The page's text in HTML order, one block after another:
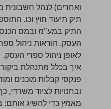
ואחרים) לנהל
תיק תיעוד חוץ וכו.
התיק במע"מ ובמס
העסק. הוראות ניהול
לאופן ניהול ספרי העסק.
איך בכלל מתנהלת
פנקסי קבלות מוכנים
ובחנויות לציוד משרדי,
מאמץ כדי להשיג אותם: